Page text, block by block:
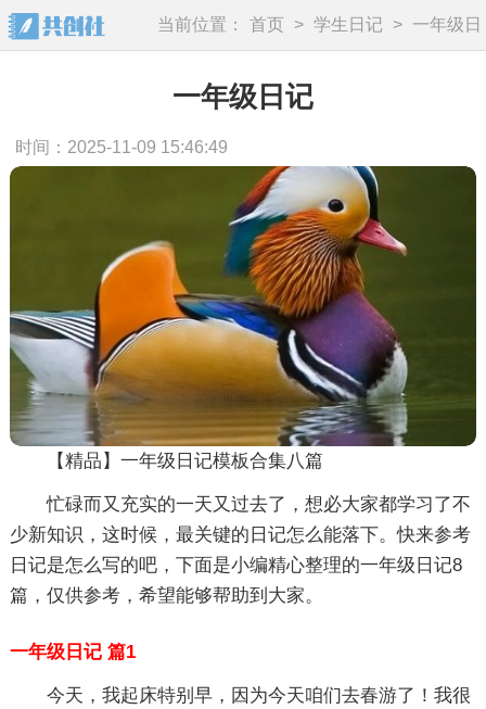
当前位置： 首页 > 学生日记 >
一年级日
记
一年级日记
时间：2025-11-09 15:46:49
【精品】一年级日记模板合集八篇
忙碌而又充实的一天又过去了，想必大家都学习了不
少新知识，这时候，最关键的日记怎么能落下。快来参考
日记是怎么写的吧，下面是小编精心整理的一年级日记8
篇，仅供参考，希望能够帮助到大家。
一年级日记 篇1
今天，我起床特别早，因为今天咱们去春游了！我很